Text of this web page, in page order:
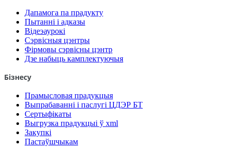
Дапамога па прадукту
Пытанні і адказы
Відеэаурокі
Сэрвісныя цэнтры
Фірмовы сэрвісны цэнтр
Дзе набыць камплектуючыя
Бізнесу
Прамысловая прадукцыя
Выпрабаванні і паслугі ЦДЭР БТ
Сертыфікаты
Выгрузка прадукцыі ў xml
Закупкі
Пастаўшчыкам